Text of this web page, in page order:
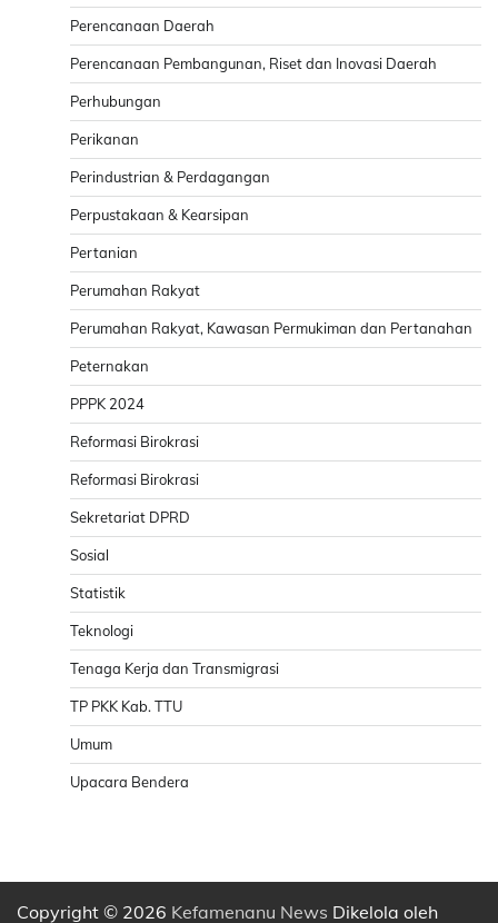
Perencanaan Daerah
Perencanaan Pembangunan, Riset dan Inovasi Daerah
Perhubungan
Perikanan
Perindustrian & Perdagangan
Perpustakaan & Kearsipan
Pertanian
Perumahan Rakyat
Perumahan Rakyat, Kawasan Permukiman dan Pertanahan
Peternakan
PPPK 2024
Reformasi Birokrasi
Reformasi Birokrasi
Sekretariat DPRD
Sosial
Statistik
Teknologi
Tenaga Kerja dan Transmigrasi
TP PKK Kab. TTU
Umum
Upacara Bendera
Copyright © 2026 Kefamenanu News Dikelola oleh